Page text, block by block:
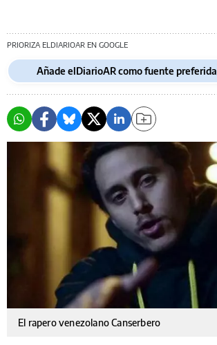
PRIORIZA ELDIARIOAR EN GOOGLE
Añade elDiarioAR como fuente preferida
El rapero venezolano Canserbero